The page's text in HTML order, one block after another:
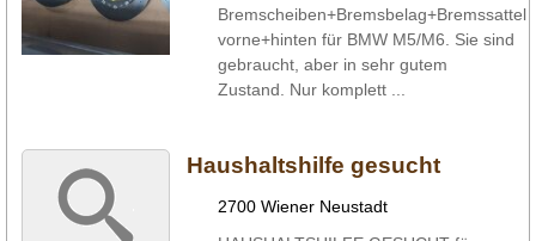
Bremscheiben+Bremsbelag+Bremssattel
vorne+hinten für BMW M5/M6. Sie sind
gebraucht, aber in sehr gutem
Zustand. Nur komplett ...
Haushaltshilfe gesucht
2700 Wiener Neustadt